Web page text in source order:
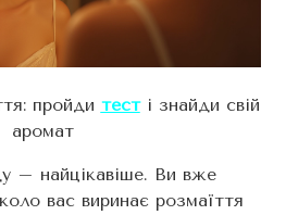
пройди тесті знайди свій
аромат
– найцікавіше. Ви вже
вас виринає розмаїття